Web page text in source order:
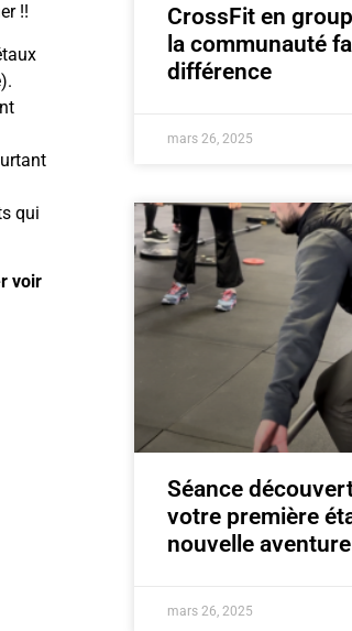
!!
qui
voir
CrossFit en
la communauté
différence
mars 26, 2025
Séance
votre première
nouvelle
mars 26, 2025